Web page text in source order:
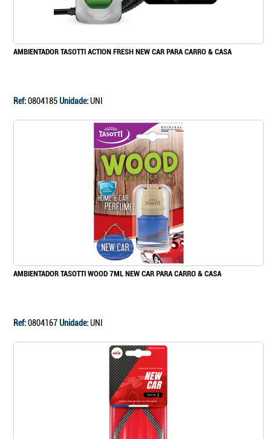
AMBIENTADOR TASOTTI ACTION FRESH NEW CAR PARA CARRO & CASA
Ref:0804185Unidade:UNI
AMBIENTADOR TASOTTI WOOD 7ML NEW CAR PARA CARRO & CASA
Ref:0804167Unidade:UNI
Continuar a comprar